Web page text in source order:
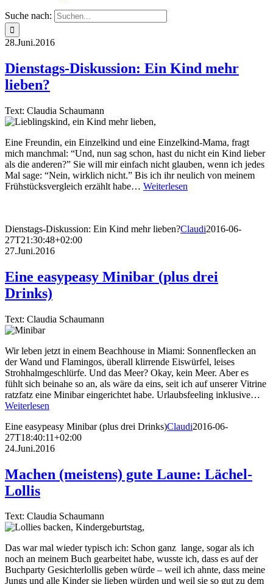
Suche nach:
28.Juni.2016
Dienstags-Diskussion: Ein Kind mehr
lieben?
Text: Claudia Schaumann
Eine Freundin, ein Einzelkind und eine Einzelkind-Mama, fragt
mich manchmal: “Und, nun sag schon, hast du nicht ein Kind lieber
als die anderen?” Sie will mir einfach nicht glauben, wenn ich jedes
Mal sage: “Nein, wirklich nicht.” Bis ich ihr neulich von meinem
Frühstücksvergleich erzählt habe… Weiterlesen
Dienstags-Diskussion: Ein Kind mehr lieben?Claudi2016-06-
27T21:30:48+02:00
27.Juni.2016
Eine easypeasy Minibar (plus drei
Drinks)
Text: Claudia Schaumann
Wir leben jetzt in einem Beachhouse in Miami: Sonnenflecken an
der Wand und Flamingos, überall klirrende Eiswürfel, leises
Strohhalmgeschlürfe. Und das Meer? Okay, kein Meer. Aber es
fühlt sich beinahe so an, als wäre da eins, seit ich auf unserer Vitrine
ratzfatz eine Minibar eingerichtet habe. Urlaubsfeeling inklusive…
Weiterlesen
Eine easypeasy Minibar (plus drei Drinks)Claudi2016-06-
27T18:40:11+02:00
24.Juni.2016
Machen (meistens) gute Laune: Lächel-
Lollis
Text: Claudia Schaumann
Das war mal wieder typisch ich: Schon ganz lange, sogar als ich
noch an meinem Buch gearbeitet habe, wusste ich, dass es auf der
Buchparty Gesichterlollis geben würde – weil ich ahnte, dass meine
Jungs und alle Kinder sie lieben würden und weil sie so gut zu dem